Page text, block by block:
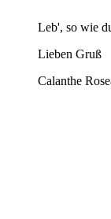
Leb', so wie
Lieben Gruß
Calanthe